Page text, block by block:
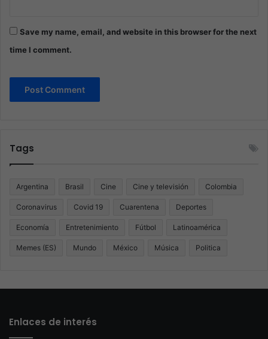
Save my name, email, and website in this browser for the next
time I comment.
Tags
Argentina Brasil Cine Cine y televisión Colombia
Coronavirus Covid 19 Cuarentena Deportes
Economía Entretenimiento Fútbol Latinoamérica
Memes (ES) Mundo México Música Politica
Enlaces de interés